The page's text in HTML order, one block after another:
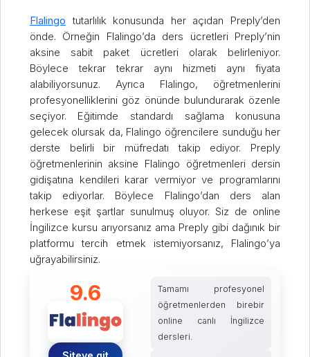
Flalingo tutarlılık konusunda her açıdan Preply’den
önde. Örneğin Flalingo’da ders ücretleri Preply’nin
aksine sabit paket ücretleri olarak belirleniyor.
Böylece tekrar tekrar aynı hizmeti aynı fiyata
alabiliyorsunuz. Ayrıca Flalingo, öğretmenlerini
profesyonelliklerini göz önünde bulundurarak özenle
seçiyor. Eğitimde standardı sağlama konusuna
gelecek olursak da, Flalingo öğrencilere sunduğu her
derste belirli bir müfredatı takip ediyor. Preply
öğretmenlerinin aksine Flalingo öğretmenleri dersin
gidişatına kendileri karar vermiyor ve programlarını
takip ediyorlar. Böylece Flalingo’dan ders alan
herkese eşit şartlar sunulmuş oluyor. Siz de online
İngilizce kursu arıyorsanız ama Preply gibi dağınık bir
platformu tercih etmek istemiyorsanız, Flalingo’ya
uğrayabilirsiniz.
9.6
Tamamı profesyonel
öğretmenlerden birebir
online canlı İngilizce
dersleri.